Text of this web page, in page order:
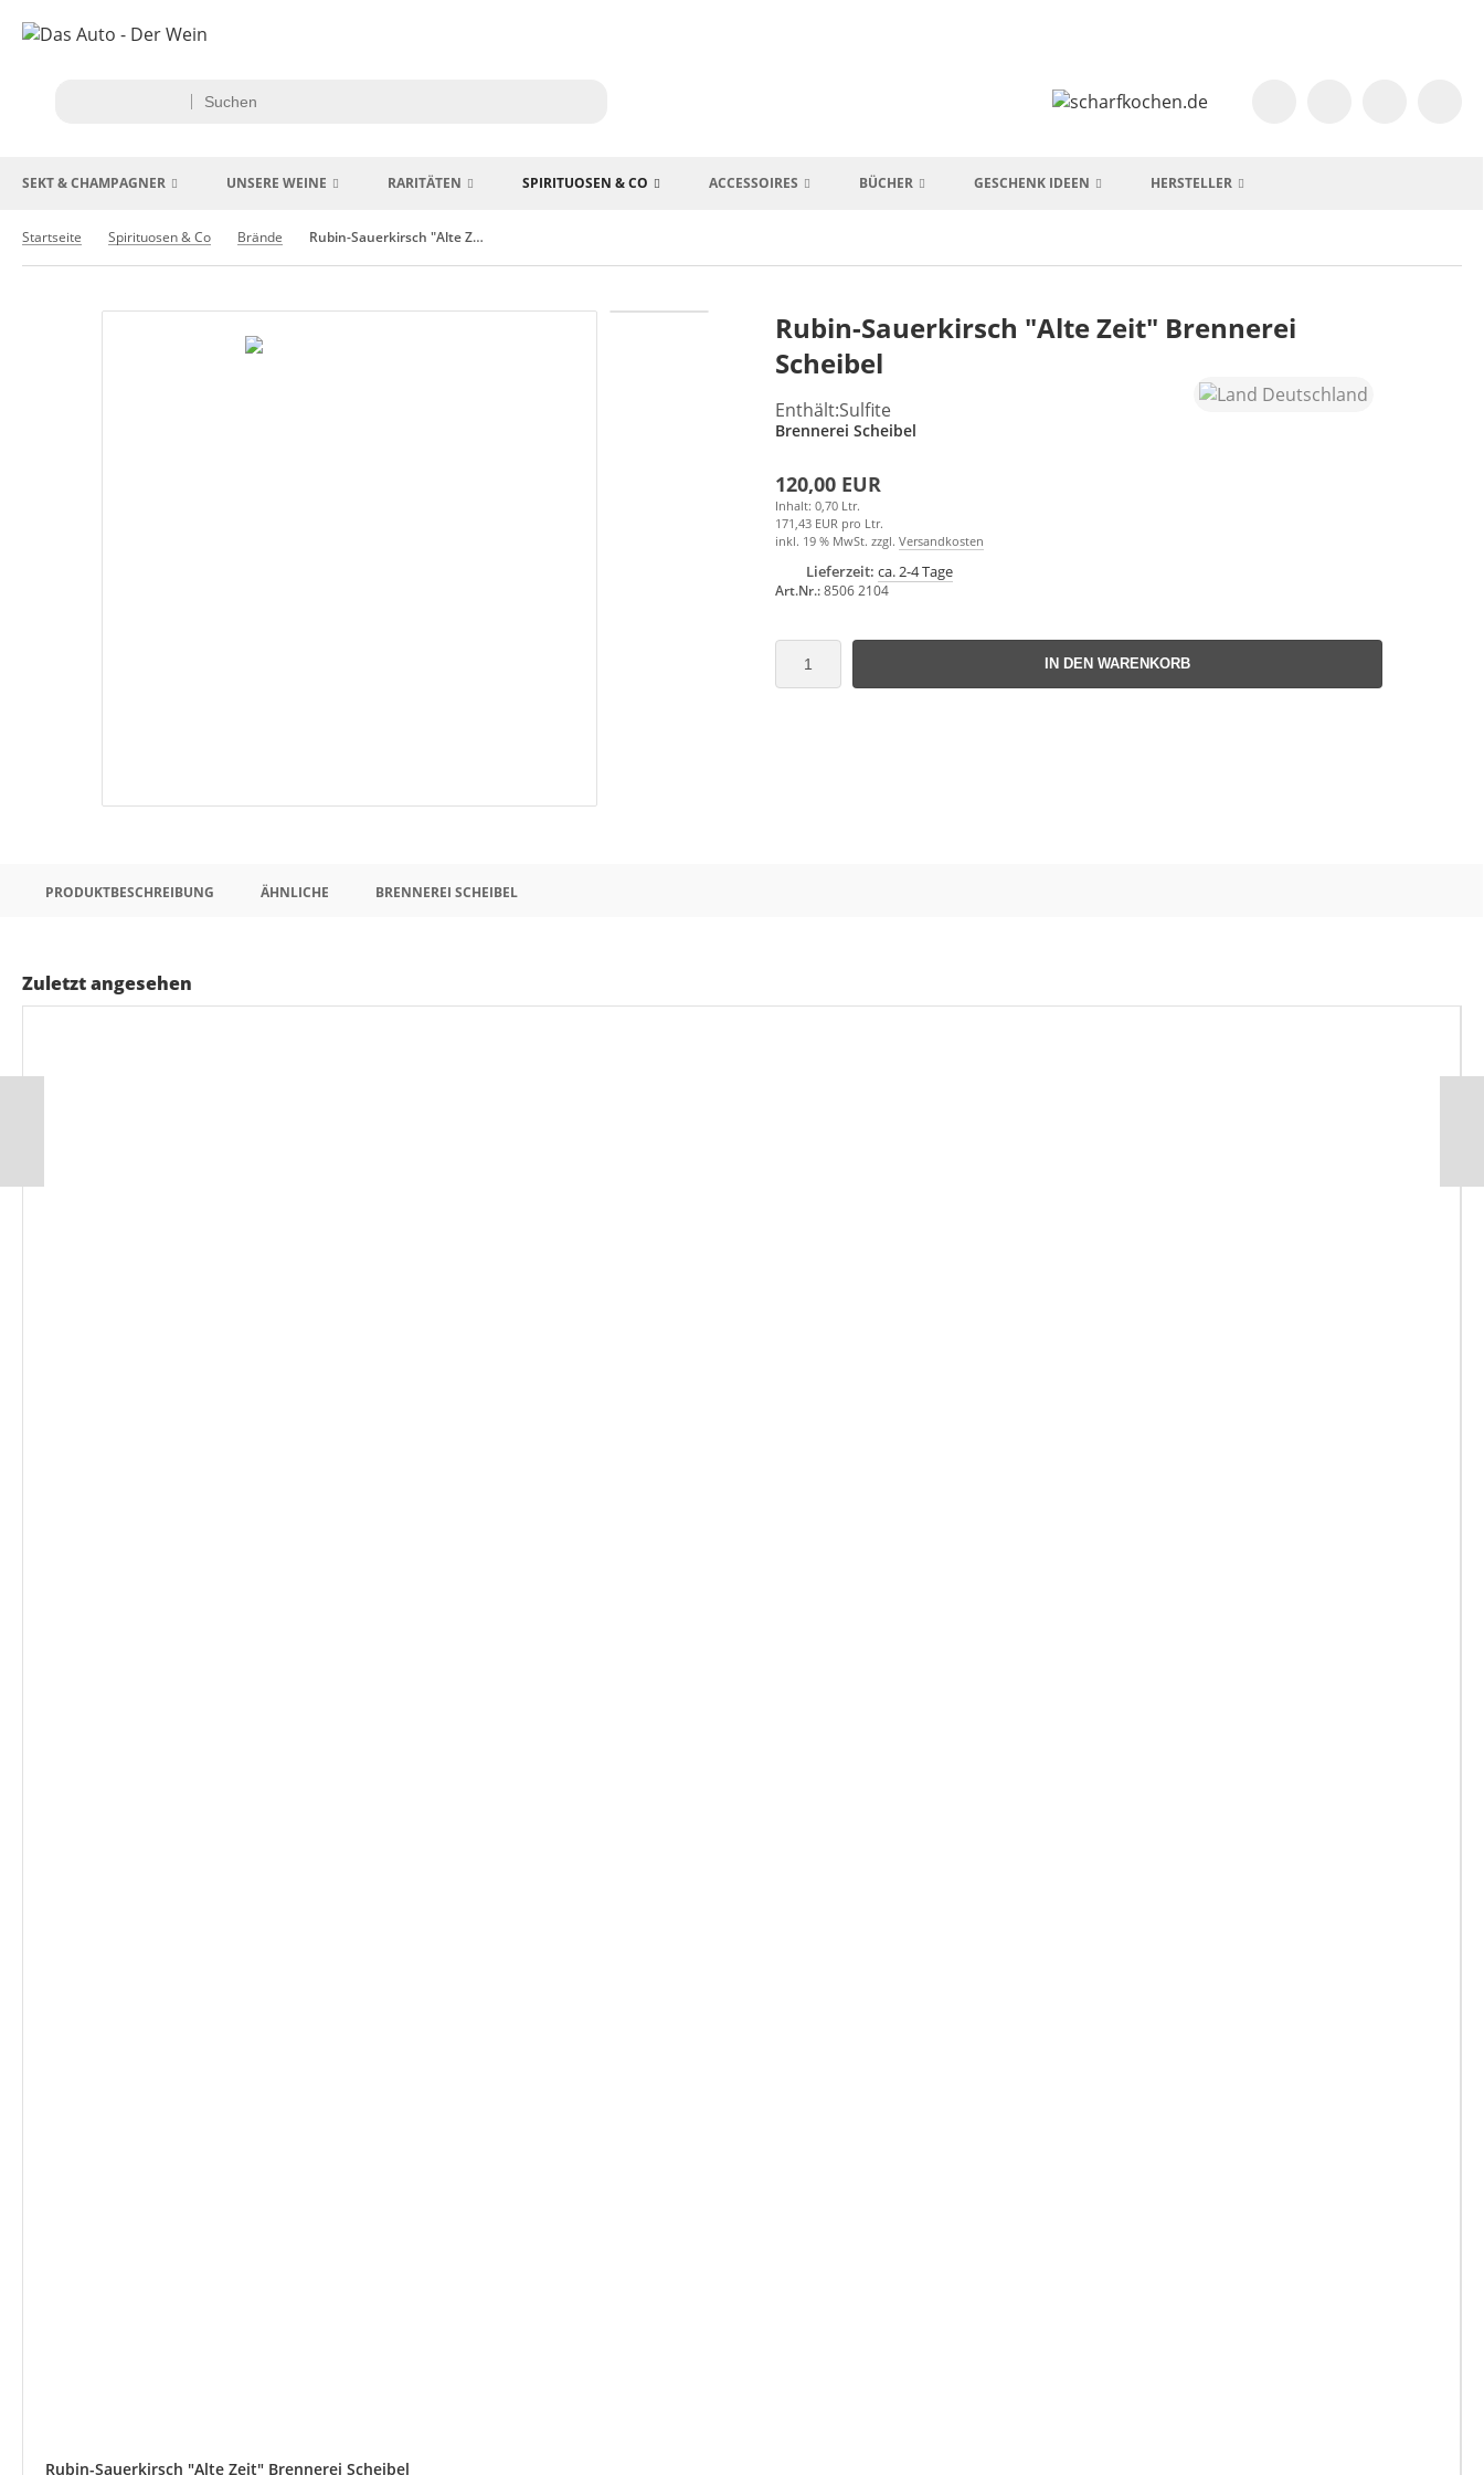
SEKT & CHAMPAGNER UNSERE WEINE RARITÄTEN SPIRITUOSEN & CO ACCESSOIRES BÜCHER GESCHENK IDEEN HERSTELLER
Startseite Spirituosen & Co Brände Rubin-Sauerkirsch "Alte Zeit" Brennerei Scheibel
Rubin-Sauerkirsch "Alte Zeit" Brennerei
Scheibel
Enthält:Sulfite
Brennerei Scheibel
120,00 EUR
Inhalt: 0,70 Ltr.
171,43 EUR pro Ltr.
inkl. 19 % MwSt. zzgl. Versandkosten
Lieferzeit: ca. 2-4 Tage
Art.Nr.:8506 2104
IN DEN WARENKORB
PRODUKTBESCHREIBUNG ÄHNLICHE BRENNEREI SCHEIBEL
Zuletzt angesehen
Rubin-Sauerkirsch "Alte Zeit" Brennerei Scheibel